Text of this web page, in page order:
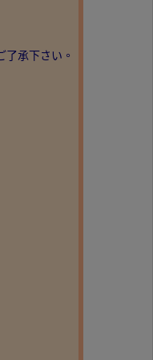
承下さい。